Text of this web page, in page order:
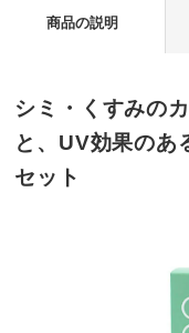
商品の説明
シミ・くすみの
と、UV効果のあ
セット